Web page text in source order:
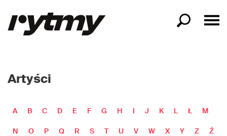
Artyści
A B C D E F G H I J K L Ł M
N O P Q R S T U V W X Y Z Ź